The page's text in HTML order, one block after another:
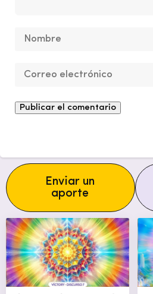
Enviar un
aporte